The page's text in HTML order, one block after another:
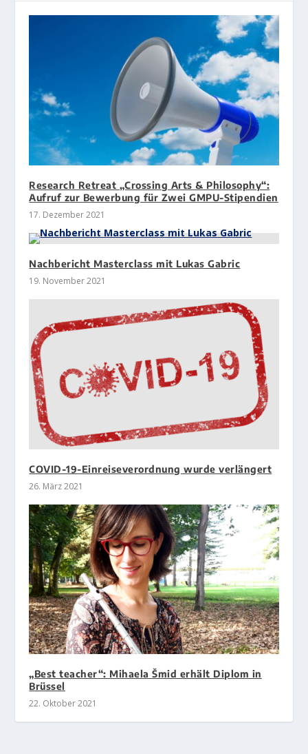
Research Retreat „Crossing Arts & Philosophy“:
Aufruf zur Bewerbung für Zwei GMPU-Stipendien
17. Dezember 2021
Nachbericht Masterclass mit Lukas Gabric
19. November 2021
COVID-19-Einreiseverordnung wurde verlängert
26. März 2021
„Best teacher“: Mihaela Šmid erhält Diplom in
Brüssel
22. Oktober 2021